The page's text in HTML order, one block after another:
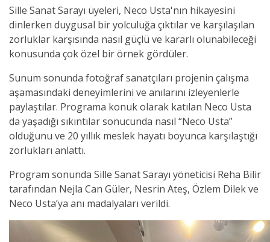
Sille Sanat Sarayı üyeleri, Neco Usta'nın hikayesini
dinlerken duygusal bir yolculuğa çıktılar ve karşılaşılan
zorluklar karşısında nasıl güçlü ve kararlı olunabileceği
konusunda çok özel bir örnek gördüler.
Sunum sonunda fotoğraf sanatçıları projenin çalışma
aşamasındaki deneyimlerini ve anılarını izleyenlerle
paylaştılar. Programa konuk olarak katılan Neco Usta
da yaşadığı sıkıntılar sonucunda nasıl “Neco Usta”
olduğunu ve 20 yıllık meslek hayatı boyunca karşılaştığı
zorlukları anlattı.
Program sonunda Sille Sanat Sarayı yöneticisi Reha Bilir
tarafından Nejla Can Güler, Nesrin Ateş, Özlem Dilek ve
Neco Usta’ya anı madalyaları verildi.